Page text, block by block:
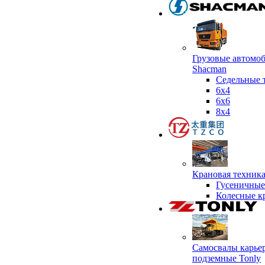
Грузовые
Shacman
Седельные
6х4
6x6
8x4
Крановая
Колесные
Самосвалы
подземные Tonly